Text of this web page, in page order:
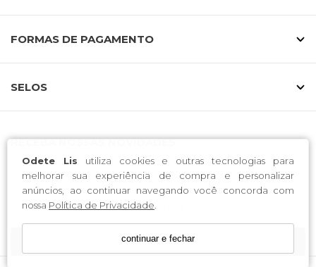
Odete Lis utiliza cookies e outras tecnologias para
melhorar sua experiência de compra e personalizar
anúncios, ao continuar navegando você concorda com
nossa Política de Privacidade
continuar e fechar
Numeração especial feita para você
elegância.
segurança
Toda a linha de sapatos Odete Lis 40 a 43 está
disponível na loja online, com entrega rápida e pagamento
facilitado.
FORMAS DE PAGAMENTO
SELOS
RECEBA NOSSAS NOVIDADES
CADASTRE-SE